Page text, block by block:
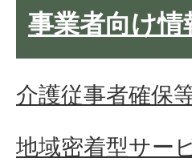
事業者向け情
介護従事者確保
地域密着型サー